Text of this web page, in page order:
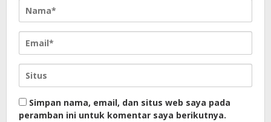
Simpan nama, email, dan situs web saya pada
peramban ini untuk komentar saya berikutnya.